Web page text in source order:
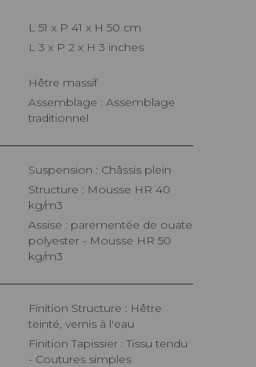
L 51 x P 41 x H 50 cm
L 3 x P 2 x H 3 inches
Hêtre massif
Assemblage : Assemblage
traditionnel
Suspension : Châssis plein
Structure : Mousse HR 40
kg/m3
Assise : parementée de ouate
polyester - Mousse HR 50
kg/m3
Finition Structure : Hêtre
teinté, vernis à l'eau
Finition Tapissier : Tissu tendu
- Coutures simples